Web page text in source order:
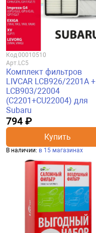
Код00010510
Арт. LC5
Комплект фильтров
LIVCAR LCB926/2201A +
LCB903/22004
(C2201+CU22004) для
Subaru
794 ₽
Купить
В наличии: в 15 магазинах